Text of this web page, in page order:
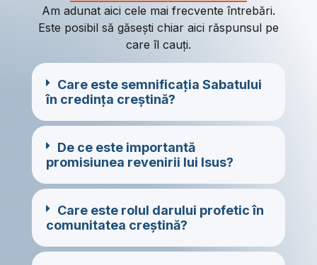
Am adunat aici cele mai frecvente întrebări.
Este posibil să găsești chiar aici răspunsul pe
care îl cauți.
Care este semnificația Sabatului
în credința creștină?
De ce este importantă
promisiunea revenirii lui Isus?
Care este rolul darului profetic în
comunitatea creștină?